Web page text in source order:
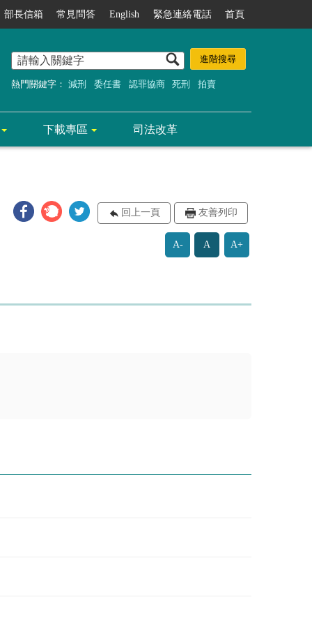
部長信箱 常見問答 English 緊急連絡電話 首頁
熱門關鍵字： 減刑 委任書 認罪協商 死刑 拍賣
下載專區 司法改革
回上一頁 友善列印
A- A A+